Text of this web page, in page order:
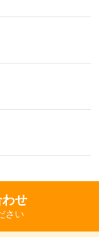
せ
さい